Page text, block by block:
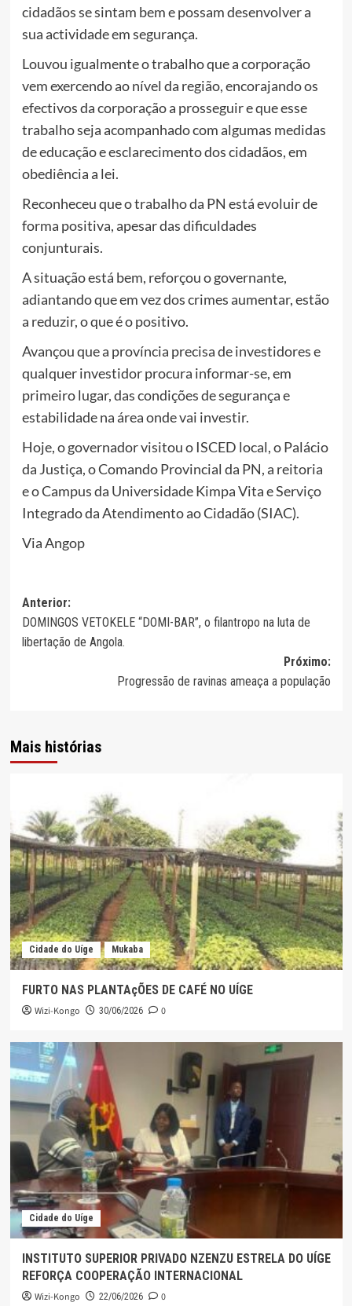
cidadãos se sintam bem e possam desenvolver a
sua actividade em segurança.
Louvou igualmente o trabalho que a corporação
vem exercendo ao nível da região, encorajando os
efectivos da corporação a prosseguir e que esse
trabalho seja acompanhado com algumas medidas
de educação e esclarecimento dos cidadãos, em
obediência a lei.
Reconheceu que o trabalho da PN está evoluir de
forma positiva, apesar das dificuldades
conjunturais.
A situação está bem, reforçou o governante,
adiantando que em vez dos crimes aumentar, estão
a reduzir, o que é o positivo.
Avançou que a província precisa de investidores e
qualquer investidor procura informar-se, em
primeiro lugar, das condições de segurança e
estabilidade na área onde vai investir.
Hoje, o governador visitou o ISCED local, o Palácio
da Justiça, o Comando Provincial da PN, a reitoria
e o Campus da Universidade Kimpa Vita e Serviço
Integrado da Atendimento ao Cidadão (SIAC).
Via Angop
Navegação
de
artigos
Anterior:
DOMINGOS VETOKELE “DOMI-BAR”, o filantropo na luta de
libertação de Angola.
Próximo:
Progressão de ravinas ameaça a população
Mais histórias
Cidade do Uíge Mukaba
FURTO NAS PLANTAçÕES DE CAFÉ NO UÍGE
Wizi-Kongo 30/06/2026 0
Cidade do Uíge
INSTITUTO SUPERIOR PRIVADO NZENZU ESTRELA DO UÍGE
REFORÇA COOPERAÇÃO INTERNACIONAL
Wizi-Kongo 22/06/2026 0